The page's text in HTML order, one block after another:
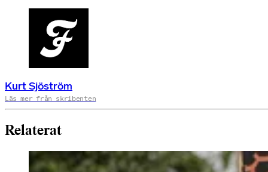
Kurt Sjöström
Läs mer från skribenten
Relaterat